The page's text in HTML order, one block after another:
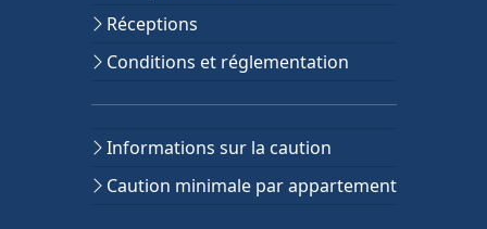
Réceptions
Conditions et réglementation
Informations sur la caution
Caution minimale par appartement